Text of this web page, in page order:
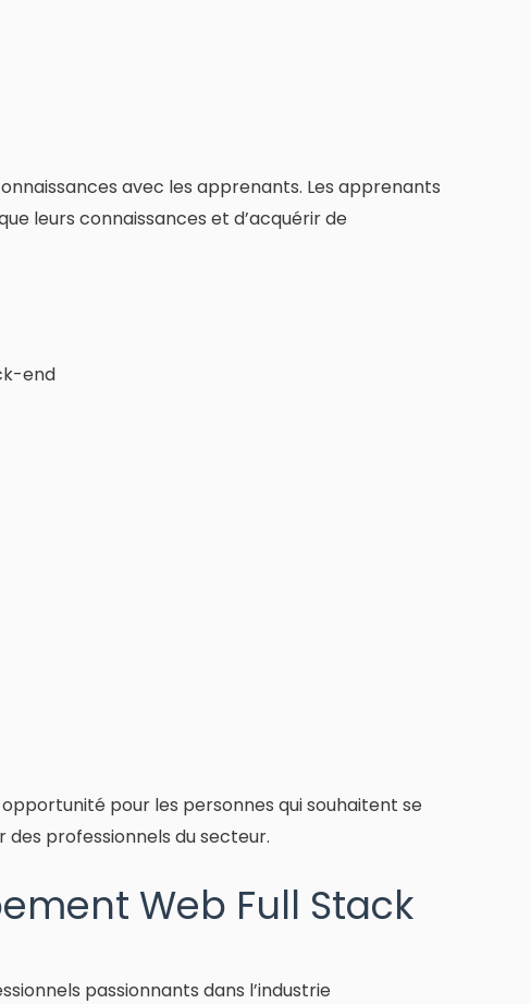
avec les apprenants. Les apprenants
leurs connaissances et d’acquérir de
end
pour les personnes qui souhaitent se
professionnels du secteur.
Web Full Stack
passionnants dans l’industrie